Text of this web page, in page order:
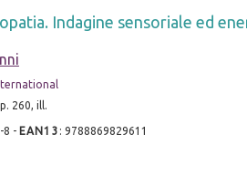
Indagine sensoriale ed
260, ill.
8 - EAN13 : 9788869829611